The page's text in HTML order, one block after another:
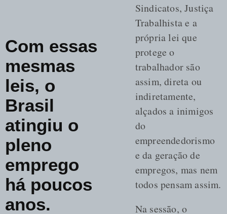
Com essas
mesmas
leis, o
Brasil
atingiu o
pleno
emprego
há poucos
anos.
Sindicatos, Justiça
Trabalhista e a
própria lei que
protege o
trabalhador são
assim, direta ou
indiretamente,
alçados a inimigos
do
empreendedorismo
e da geração de
empregos, mas nem
todos pensam assim.
Na sessão, o